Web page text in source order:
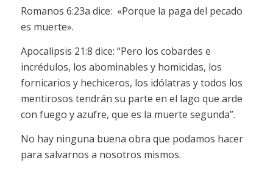
Romanos 6:23a dice: «Porque la paga del pecado
es muerte».
Apocalipsis 21:8 dice: “Pero los cobardes e
incrédulos, los abominables y homicidas, los
fornicarios y hechiceros, los idólatras y todos los
mentirosos tendrán su parte en el lago que arde
con fuego y azufre, que es la muerte segunda”.
No hay ninguna buena obra que podamos hacer
para salvarnos a nosotros mismos.